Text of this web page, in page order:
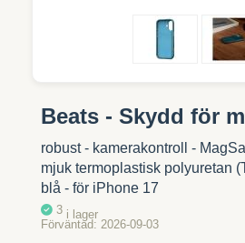
Beats - Skydd för
robust - kamerakontroll -
mjuk termoplastisk polyuretan
blå - för iPhone 17
3 i lager
Förväntad 2026-09-03